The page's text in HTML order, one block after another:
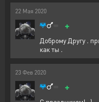
22 Мая 2020
+
Доброму Другу .
как ты .
23 Фев 2020
+